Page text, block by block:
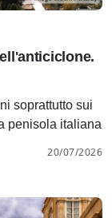
soprattutto sui
penisola italiana
20/07/2026